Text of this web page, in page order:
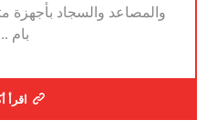
والمصاعد والسجاد
بام
اقرأ